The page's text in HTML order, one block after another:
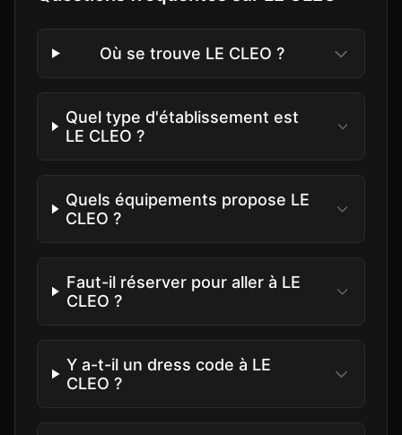
Où se trouve LE CLEO ?
Quel type d'établissement est
LE CLEO ?
Quels équipements propose LE
CLEO ?
Faut-il réserver pour aller à LE
CLEO ?
Y a-t-il un dress code à LE
CLEO ?